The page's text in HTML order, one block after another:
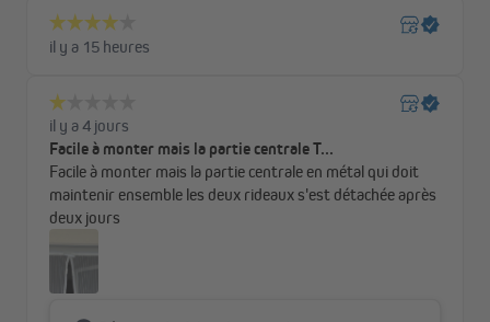
très facile à entretenir et peut être lavé en machine jusqu’à
30 °C, pour un usage quotidien simple et pratique.
Couleurs et tailles de la moustiquaire
magnétique
Vous pouvez commander la moustiquaire magnétique en deux
coloris en noir ou en blanc, selon vos préférences. Il est
disponible en trois tailles, adaptées à toutes les portes de balcon
ou de terrasse standard jusqu’à 160 cm de largeur et 250 cm de
hauteur.